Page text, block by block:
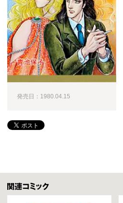
発売日：1980.04.15
関連コミックス